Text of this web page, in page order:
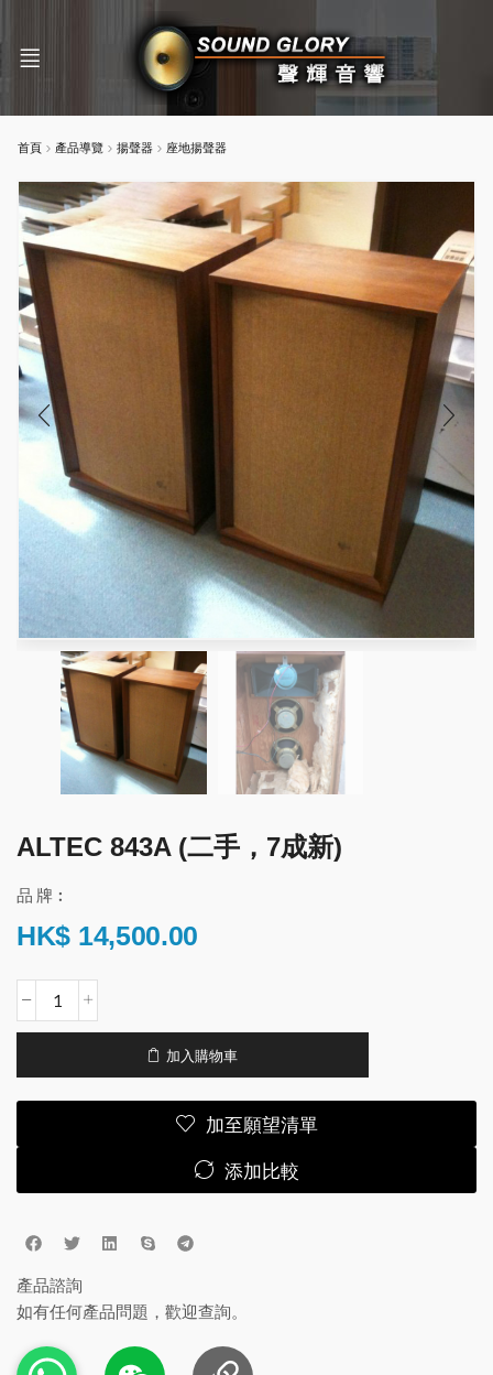
首頁 產品導覽 揚聲器 座地揚聲器
ALTEC 843A (二手，7成新)
品 牌︰
HK$ 14,500.00
加入購物車
加至願望清單
添加比較
產品諮詢
如有任何產品問題，歡迎查詢。